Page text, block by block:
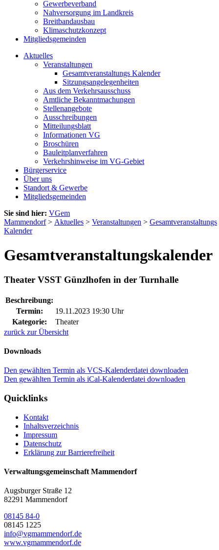
Gewerbeverband
Nahversorgung im Landkreis
Breitbandausbau
Klimaschutzkonzept
Mitgliedsgemeinden
Aktuelles
Veranstaltungen
Gesamtveranstaltungs Kalender
Sitzungsangelegenheiten
Aus dem Verkehrsausschuss
Amtliche Bekanntmachungen
Stellenangebote
Ausschreibungen
Mitteilungsblatt
Informationen VG
Broschüren
Bauleitplanverfahren
Verkehrshinweise im VG-Gebiet
Bürgerservice
Über uns
Standort & Gewerbe
Mitgliedsgemeinden
Sie sind hier: VGem
Mammendorf> Aktuelles > Veranstaltungen > Gesamtveranstaltungs
Kalender
Gesamtveranstaltungskalender
Theater VSST Günzlhofen in der Turnhalle
Beschreibung:
Termin:
19.11.2023 19:30 Uhr
Kategorie:
Theater
zurück zur Übersicht
Downloads
Den gewählten Termin als VCS-Kalenderdatei downloaden
Den gewählten Termin als iCal-Kalenderdatei downloaden
Quicklinks
Kontakt
Inhaltsverzeichnis
Impressum
Datenschutz
Erklärung zur Barrierefreiheit
Verwaltungsgemeinschaft Mammendorf
Augsburger Straße 12
82291 Mammendorf
08145 84-0
08145 1225
info@vgmammendorf.de
www.vgmammendorf.de